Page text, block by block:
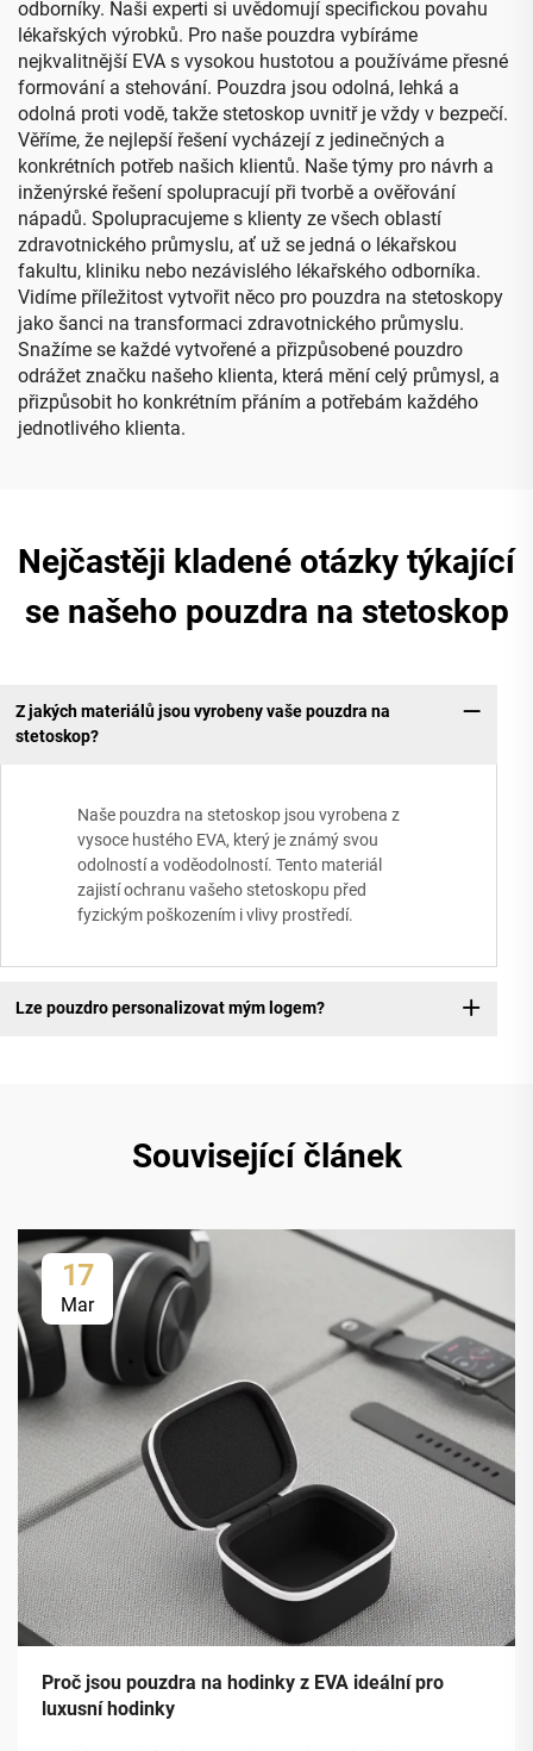
odborníky. Naši experti si uvědomují specifickou povahu
lékařských výrobků. Pro naše pouzdra vybíráme
nejkvalitnější EVA s vysokou hustotou a používáme přesné
formování a stehování. Pouzdra jsou odolná, lehká a
odolná proti vodě, takže stetoskop uvnitř je vždy v bezpečí.
Věříme, že nejlepší řešení vycházejí z jedinečných a
konkrétních potřeb našich klientů. Naše týmy pro návrh a
inženýrské řešení spolupracují při tvorbě a ověřování
nápadů. Spolupracujeme s klienty ze všech oblastí
zdravotnického průmyslu, ať už se jedná o lékařskou
fakultu, kliniku nebo nezávislého lékařského odborníka.
Vidíme příležitost vytvořit něco pro pouzdra na stetoskopy
jako šanci na transformaci zdravotnického průmyslu.
Snažíme se každé vytvořené a přizpůsobené pouzdro
odrážet značku našeho klienta, která mění celý průmysl, a
přizpůsobit ho konkrétním přáním a potřebám každého
jednotlivého klienta.
Nejčastěji kladené otázky týkající
se našeho pouzdra na stetoskop
Z jakých materiálů jsou vyrobeny vaše pouzdra na
stetoskop?
Naše pouzdra na stetoskop jsou vyrobena z
vysoce hustého EVA, který je známý svou
odolností a voděodolností. Tento materiál
zajistí ochranu vašeho stetoskopu před
fyzickým poškozením i vlivy prostředí.
Lze pouzdro personalizovat mým logem?
Související článek
17
Mar
Proč jsou pouzdra na hodinky z EVA ideální pro
luxusní hodinky